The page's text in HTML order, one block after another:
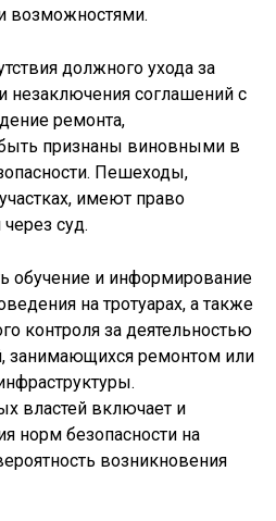
возможностями.
должного ухода за
незаключения соглашений с
ремонта,
признаны виновными в
Пешеходы,
имеют право
суд.
обучение и информирование
на тротуарах, а также
контроля за деятельностью
занимающихся ремонтом или
властей включает и
норм безопасности на
возникновения